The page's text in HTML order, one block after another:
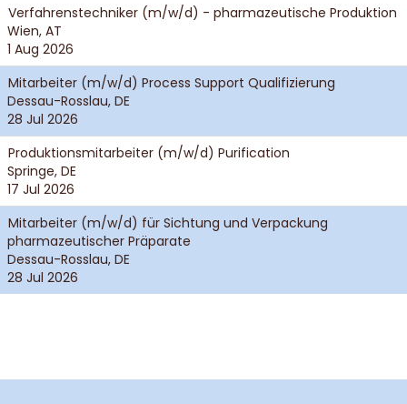
Verfahrenstechniker (m/w/d) - pharmazeutische Produktion
Wien, AT
1 Aug 2026
Mitarbeiter (m/w/d) Process Support Qualifizierung
Dessau-Rosslau, DE
28 Jul 2026
Produktionsmitarbeiter (m/w/d) Purification
Springe, DE
17 Jul 2026
Mitarbeiter (m/w/d) für Sichtung und Verpackung
pharmazeutischer Präparate
Dessau-Rosslau, DE
28 Jul 2026